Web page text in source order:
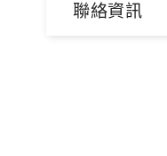
聯絡資訊